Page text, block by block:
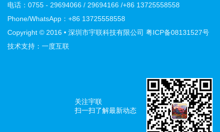
电话：0755 - 29694066 / 29694166 /+86 13725558558
Phone/WhatsApp：+86 13725558558
Copyright © 2016 • 深圳市宇联科技有限公司 粤ICP备08131527号
技术支持：一度互联
关注宇联
扫一扫了解最新动态